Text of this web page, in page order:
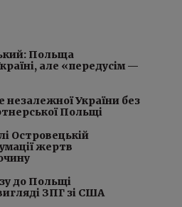
Польща
але «передусім —
незалежної України без
Польщі
Островецькій
жертв
до Польщі
ЗПГ зі США